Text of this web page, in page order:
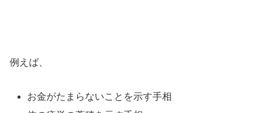
例えば、
お金がたまらないことを示す手相